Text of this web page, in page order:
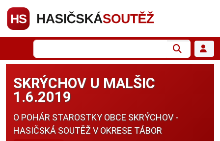
SKRÝCHOV U MALŠIC
1.6.2019
O POHÁR STAROSTKY OBCE SKRÝCHOV -
HASIČSKÁ SOUTĚŽ V OKRESE TÁBOR